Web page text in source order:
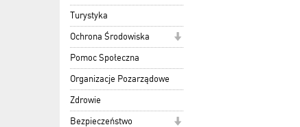
Turystyka
Ochrona Środowiska
Pomoc Społeczna
Organizacje Pozarządowe
Zdrowie
Bezpieczeństwo